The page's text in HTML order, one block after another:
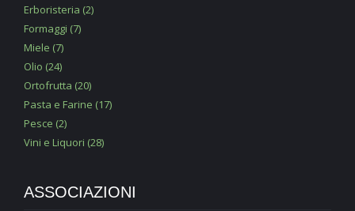
Erboristeria (2)
Formaggi (7)
Miele (7)
Olio (24)
Ortofrutta (20)
Pasta e Farine (17)
Pesce (2)
Vini e Liquori (28)
ASSOCIAZIONI